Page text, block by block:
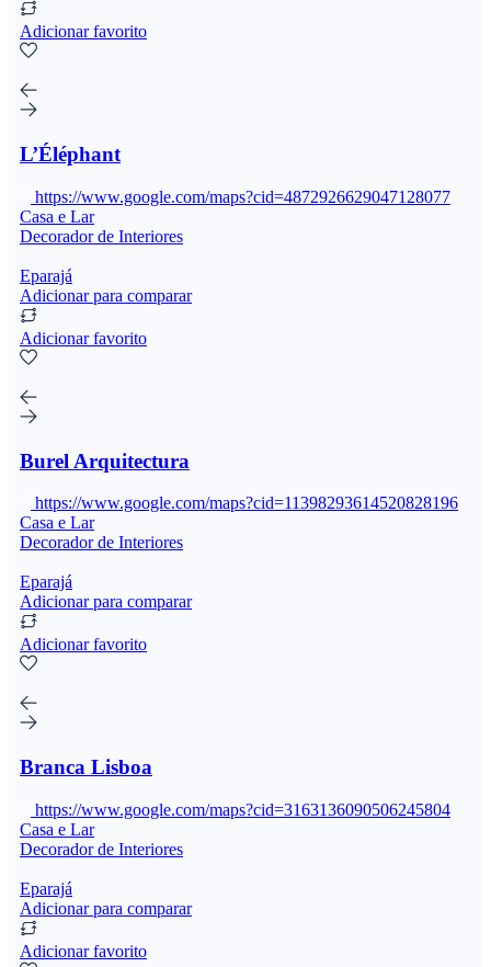
Adicionar favorito
L’Éléphant
https://www.google.com/maps?cid=4872926629047128077
Casa e Lar
Decorador de Interiores
Eparajá
Adicionar para comparar
Adicionar favorito
Burel Arquitectura
https://www.google.com/maps?cid=11398293614520828196
Casa e Lar
Decorador de Interiores
Eparajá
Adicionar para comparar
Adicionar favorito
Branca Lisboa
https://www.google.com/maps?cid=3163136090506245804
Casa e Lar
Decorador de Interiores
Eparajá
Adicionar para comparar
Adicionar favorito